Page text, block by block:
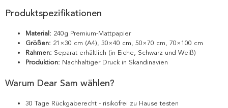
Produktspezifikationen
Material: 240g Premium-Mattpapier
Größen: 21×30 cm (A4), 30×40 cm, 50×70 cm, 70×100 cm
Rahmen: Separat erhältlich (in Eiche, Schwarz und Weiß)
Produktion: Nachhaltiger Druck in Skandinavien
Warum Dear Sam wählen?
30 Tage Rückgaberecht - risikofrei zu Hause testen